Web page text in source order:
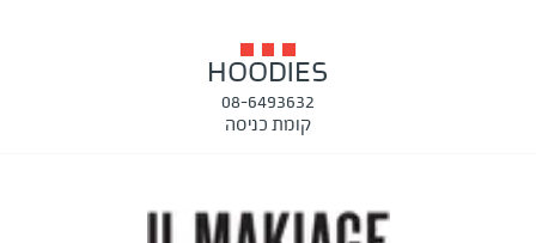
HOODIES
08-6493632
קומת כניסה